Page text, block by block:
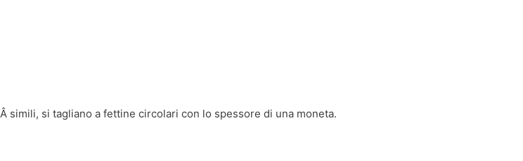
si tagliano a fettine circolari con lo spessore di una moneta.